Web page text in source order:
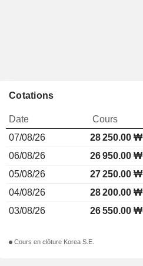
Cotations
Date Cours
07/08/26
28 250.00 ₩
06/08/26
26 950.00 ₩
05/08/26
27 250.00 ₩
04/08/26
28 200.00 ₩
03/08/26
26 550.00 ₩
Cours en clôture Korea S.E.